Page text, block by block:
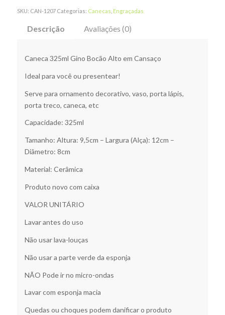
SKU: CAN-1207 Categorias: Canecas Engraçadas
Descrição Avaliações (0)
Caneca 325ml Gino Bocão Alto em Cansaço
Ideal para você ou presentear!
Serve para ornamento decorativo, vaso, porta lápis,
porta treco, caneca, etc
Capacidade: 325ml
Tamanho: Altura: 9,5cm – Largura (Alça): 12cm –
Diâmetro: 8cm
Material: Cerâmica
Produto novo com caixa
VALOR UNITÁRIO
Lavar antes do uso
Não usar lava-louças
Não usar a parte verde da esponja
NÃO Pode ir no micro-ondas
Lavar com esponja macia
Quedas ou choques podem danificar o produto